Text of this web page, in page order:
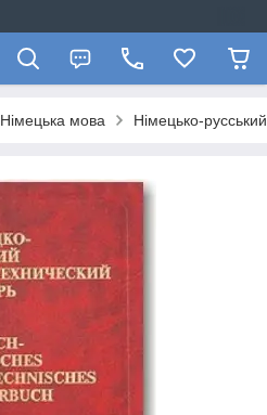
Німецька мова Німецько-